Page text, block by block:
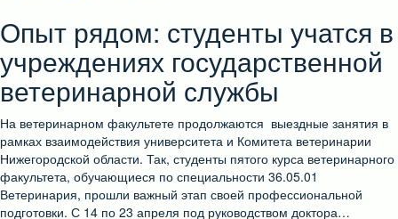
Опыт рядом: студенты учатся в
учреждениях государственной
ветеринарной службы
На ветеринарном факультете продолжаются выездные занятия в
рамках взаимодействия университета и Комитета ветеринарии
Нижегородской области. Так, студенты пятого курса ветеринарного
факультета, обучающиеся по специальности 36.05.01
Ветеринария, прошли важный этап своей профессиональной
подготовки. С 14 по 23 апреля под руководством доктора…